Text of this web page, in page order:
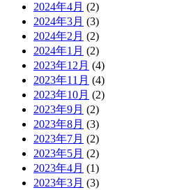
2024年4月 (2)
2024年3月 (3)
2024年2月 (2)
2024年1月 (2)
2023年12月 (4)
2023年11月 (4)
2023年10月 (2)
2023年9月 (2)
2023年8月 (3)
2023年7月 (2)
2023年5月 (2)
2023年4月 (1)
2023年3月 (3)